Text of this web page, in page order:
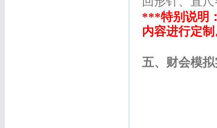
***特别说明
内容进行定
五、财会模